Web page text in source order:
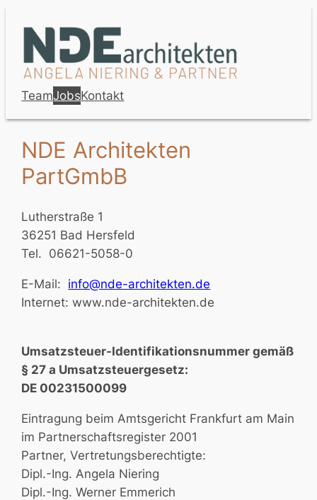
Inhalt
springen
TeamJobsKontakt
NDE Architekten
PartGmbB
Lutherstraße 1
36251 Bad Hersfeld
Tel. 06621-5058-0
E-Mail: info@nde-architekten.de
Internet: www.nde-architekten.de
Umsatzsteuer-Identifikationsnummer gemäß
§ 27 a Umsatzsteuergesetz:
DE 00231500099
Eintragung beim Amtsgericht Frankfurt am Main
im Partnerschaftsregister 2001
Partner, Vertretungsberechtigte:
Dipl.-Ing. Angela Niering
Dipl.-Ing. Werner Emmerich